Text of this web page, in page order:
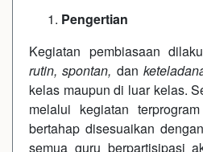
Pengertian
Kegiatan pembiasaan
rutin, spontan, dan
kelas maupun di luar kelas.
melalui kegiatan
bertahap disesuaikan
semua guru berpartisipasi